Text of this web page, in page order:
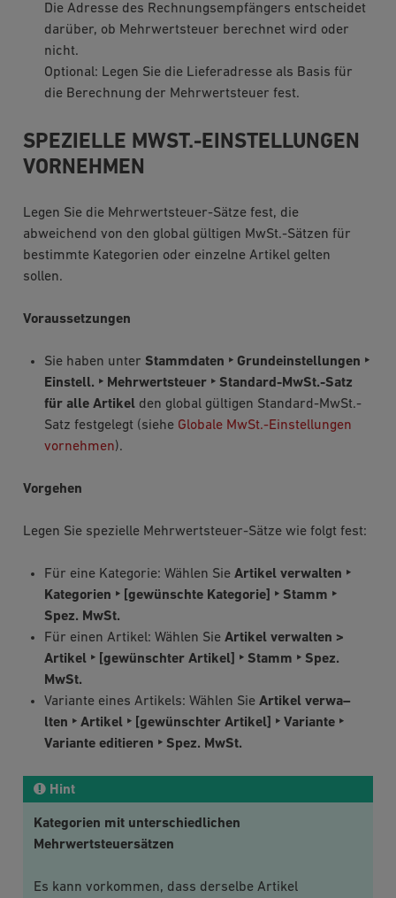
Die Adresse des Rechnungsempfängers entscheidet
darüber, ob Mehrwertsteuer berechnet wird oder
nicht.
Optional: Legen Sie die Lieferadresse als Basis für
die Berechnung der Mehrwertsteuer fest.
SPEZIELLE MWST.-EINSTELLUNGEN
VORNEHMEN
Legen Sie die Mehrwertsteuer-Sätze fest, die
abweichend von den global gültigen MwSt.-Sätzen für
bestimmte Kategorien oder einzelne Artikel gelten
sollen.
Voraussetzungen
Sie haben unter Stammdaten ‣ Grundeinstellungen ‣
Einstell. ‣ Mehrwertsteuer ‣ Standard-MwSt.-Satz
für alle Artikelden global gültigen Standard-MwSt.-
Satz festgelegt (siehe Globale MwSt.-Einstellungen
vornehmen).
Vorgehen
Legen Sie spezielle Mehrwertsteuer-Sätze wie folgt fest:
Für eine Kategorie: Wählen Sie Artikel verwalten ‣
Kategorien ‣ [gewünschte Kategorie] ‣ Stamm ‣
Spez. MwSt.
Für einen Artikel: Wählen Sie Artikel verwalten >
Artikel ‣ [gewünschter Artikel] ‣ Stamm ‣ Spez.
MwSt.
Variante eines Artikels: Wählen Sie Artikel verwa–
lten ‣ Artikel ‣ [gewünschter Artikel] ‣ Variante ‣
Variante editieren ‣ Spez. MwSt.
Hint
Kategorien mit unterschiedlichen
Mehrwertsteuersätzen
Es kann vorkommen, dass derselbe Artikel